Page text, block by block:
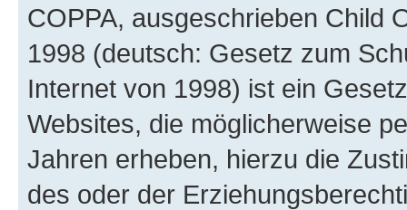
COPPA, ausgeschrieben Child
1998 (deutsch: Gesetz zum
Internet von 1998) ist ein
Websites, die möglicherweise
Jahren erheben, hierzu die
des oder der